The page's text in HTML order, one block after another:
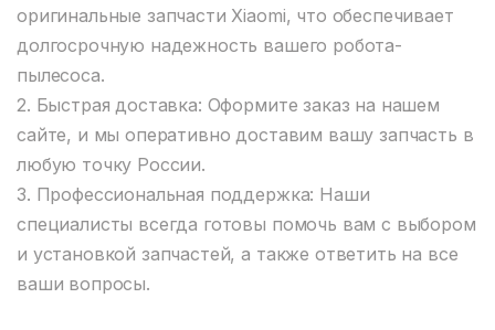
оригинальные запчасти Xiaomi, что обеспечивает
долгосрочную надежность вашего робота-
пылесоса.
2. Быстрая доставка: Оформите заказ на нашем
сайте, и мы оперативно доставим вашу запчасть в
любую точку России.
3. Профессиональная поддержка: Наши
специалисты всегда готовы помочь вам с выбором
и установкой запчастей, а также ответить на все
ваши вопросы.